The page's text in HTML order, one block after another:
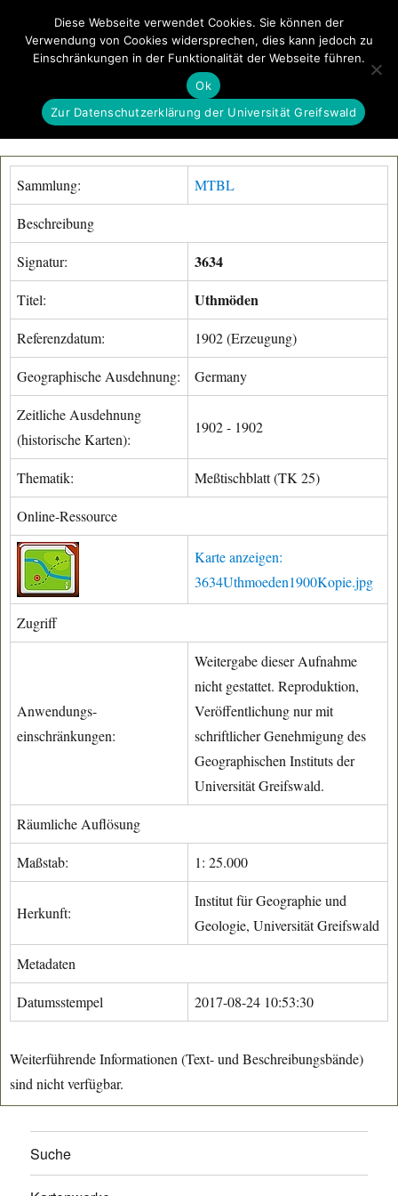
GeoGREIF MENÜ
Sammlung: MTBL
Beschreibung
Signatur: 3634
Titel: Uthmöden
Referenzdatum: 1902 (Erzeugung)
Geographische Ausdehnung: Germany
Zeitliche Ausdehnung
(historische Karten):
1902 - 1902
Thematik: Meßtischblatt (TK 25)
Online-Ressource
Karte anzeigen:
3634Uthmoeden1900Kopie.jpg
Zugriff
Anwendungs-
einschränkungen:
Weitergabe dieser Aufnahme
nicht gestattet. Reproduktion,
Veröffentlichung nur mit
schriftlicher Genehmigung des
Geographischen Instituts der
Universität Greifswald.
Räumliche Auflösung
Maßstab: 1: 25.000
Herkunft:
Institut für Geographie und
Geologie, Universität Greifswald
Metadaten
Datumsstempel 2017-08-24 10:53:30
Weiterführende Informationen (Text- und Beschreibungsbände)
sind nicht verfügbar.
Suche
Diese Webseite verwendet Cookies. Sie können der
Verwendung von Cookies widersprechen, dies kann jedoch zu
Einschränkungen in der Funktionalität der Webseite führen.
Ok
Zur Datenschutzerklärung der Universität Greifswald